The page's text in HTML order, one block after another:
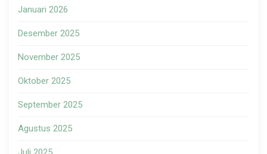
Januari 2026
Desember 2025
November 2025
Oktober 2025
September 2025
Agustus 2025